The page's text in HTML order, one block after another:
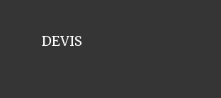
DEVIS